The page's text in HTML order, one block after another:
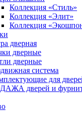
Коллекция «Cтиль»
Коллекция «Элит»
Коллекция
дверная
дверные
дверные
система
для
дверей и